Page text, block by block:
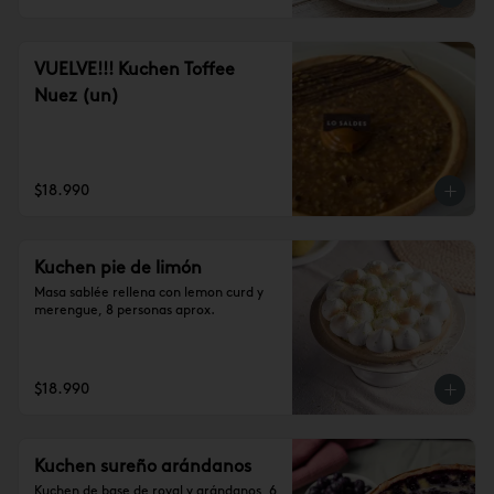
VUELVE!!! Kuchen Toffee
Nuez (un)
$18.990
Kuchen pie de limón
Masa sablée rellena con lemon curd y
merengue, 8 personas aprox.
$18.990
Kuchen sureño arándanos